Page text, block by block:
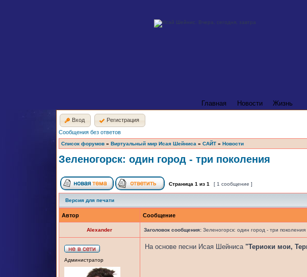
Главная Новости Жизнь
Вход Регистрация
Сообщения без ответов
Список форумов » Виртуальный мир Исая Шейниса » САЙТ » Новости
Зеленогорск: один город - три поколения
Страница 1 из 1 [ 1 сообщение ]
Версия для печати
Автор Сообщение
Alexander Заголовок сообщения: Зеленогорск: один город - три поколения
Администратор
На основе песни Исая Шейниса "Териоки мои,